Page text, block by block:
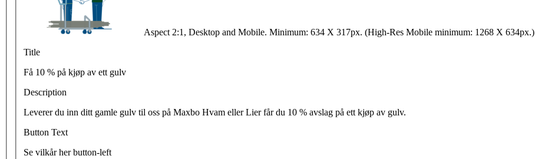
Aspect 2:1, Desktop and Mobile. Minimum: 634 X 317px. (High-Res Mobile minimum: 1268 X 634px.)
Title
Få 10 % på kjøp av ett gulv
Description
Leverer du inn ditt gamle gulv til oss på Maxbo Hvam eller Lier får du 10 % avslag på ett kjøp av gulv.
Button Text
Se vilkår her button-left